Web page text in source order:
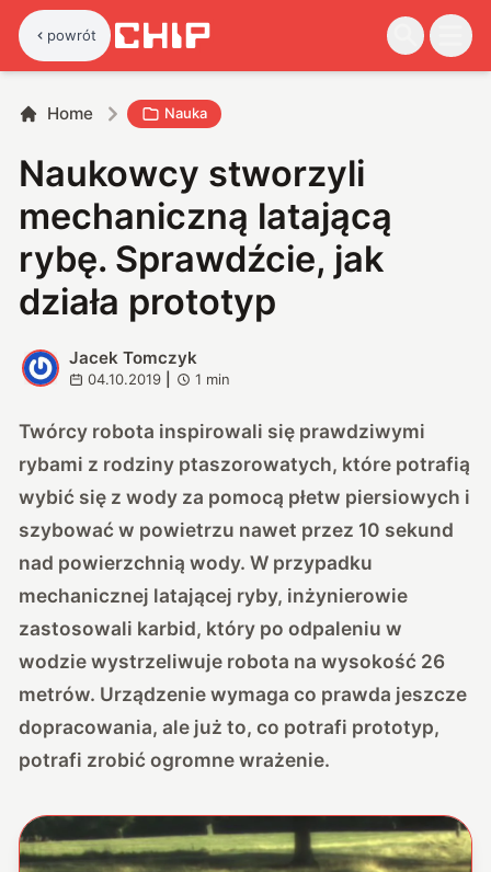
powrót
Home Nauka
Naukowcy stworzyli
mechaniczną latającą
rybę. Sprawdźcie, jak
działa prototyp
J
Jacek Tomczyk
04.10.2019 1 min
Twórcy robota inspirowali się prawdziwymi
rybami z rodziny ptaszorowatych, które potrafią
wybić się z wody za pomocą płetw piersiowych i
szybować w powietrzu nawet przez 10 sekund
nad powierzchnią wody. W przypadku
mechanicznej latającej ryby, inżynierowie
zastosowali karbid, który po odpaleniu w
wodzie wystrzeliwuje robota na wysokość 26
metrów. Urządzenie wymaga co prawda jeszcze
dopracowania, ale już to, co potrafi prototyp,
potrafi zrobić ogromne wrażenie.